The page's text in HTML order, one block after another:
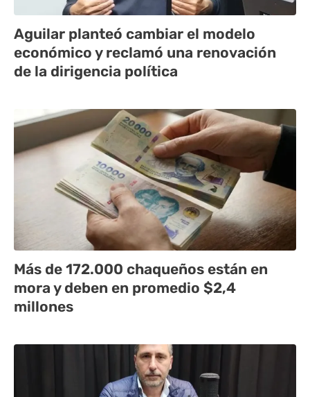
Aguilar planteó cambiar el modelo
económico y reclamó una renovación
de la dirigencia política
Más de 172.000 chaqueños están en
mora y deben en promedio $2,4
millones